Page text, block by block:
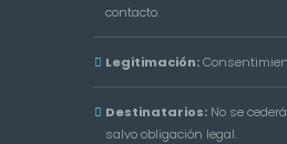
contacto.
Legitimación:
Destinatarios: No se
salvo obligación legal.